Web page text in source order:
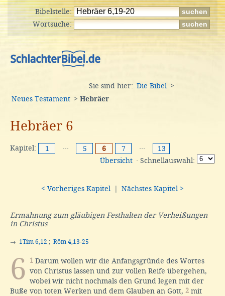
Bibelstelle:
Wortsuche:
Sie sind hier: Die Bibel
>
Neues Testament > Hebräer
Hebräer 6
Kapitel: 1 ··· 5 6 7 ···
13
Übersicht · Schnellauswahl:
< Vorheriges Kapitel Nächstes Kapitel >
Ermahnung zum gläubigen Festhalten der Verheißungen
in Christus
→ 1Tim 6,12 ; Röm 4,13-25
6 1 Darum wollen wir die Anfangsgründe des Wortes
von Christus lassen und zur vollen Reife übergehen,
wobei wir nicht nochmals den Grund legen mit der
Buße von toten Werken und dem Glauben an Gott, 2 mit